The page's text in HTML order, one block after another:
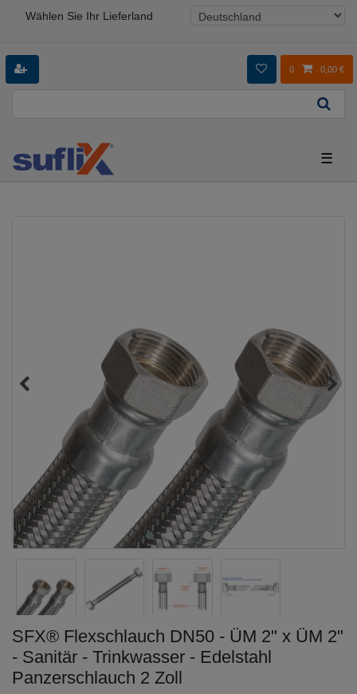
Wählen Sie Ihr Lieferland
0 0,00 €
☰
SFX® Flexschlauch DN50 - ÜM 2" x ÜM 2"
- Sanitär - Trinkwasser - Edelstahl
Panzerschlauch 2 Zoll